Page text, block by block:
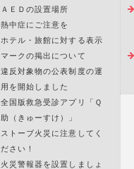
ＡＥＤの設置場所
熱中症にご注意を
ホテル・旅館に対する表示
マークの掲出について
違反対象物の公表制度の運
用を開始しました
全国版救急受診アプリ「Ｑ
助（きゅーすけ）」
ストーブ火災に注意してく
ださい！
火災警報器を設置しましょ